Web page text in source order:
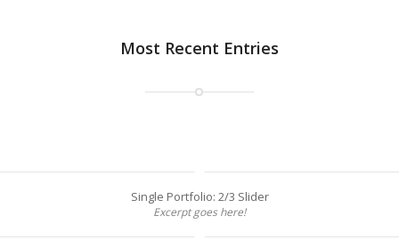
Most Recent Entries
Single Portfolio: 2/3 Slider
Excerpt goes here!